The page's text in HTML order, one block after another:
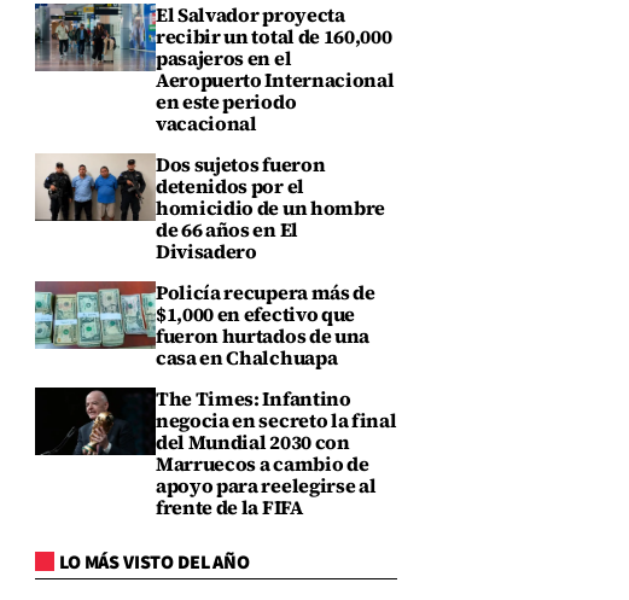
El Salvador proyecta
recibir un total de 160,000
pasajeros en el
Aeropuerto Internacional
en este periodo
vacacional
Dos sujetos fueron
detenidos por el
homicidio de un hombre
de 66 años en El
Divisadero
Policía recupera más de
$1,000 en efectivo que
fueron hurtados de una
casa en Chalchuapa
The Times: Infantino
negocia en secreto la final
del Mundial 2030 con
Marruecos a cambio de
apoyo para reelegirse al
frente de la FIFA
LO MÁS VISTO DEL AÑO